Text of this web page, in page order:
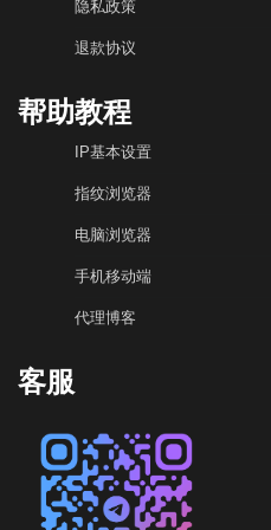
隐私政策
退款协议
帮助教程
IP基本设置
指纹浏览器
电脑浏览器
手机移动端
代理博客
客服